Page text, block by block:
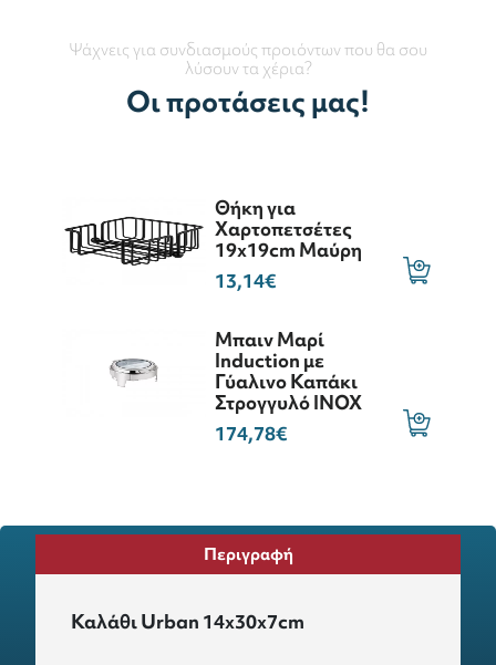
Ψάχνεις για συνδιασμούς προιόντων που θα σου
λύσουν τα χέρια?
Οι προτάσεις μας!
Θήκη για
Χαρτοπετσέτες
19x19cm Μαύρη
13,14€
Μπαιν Μαρί
Induction με
Γύαλινο Καπάκι
Στρογγυλό INOX
174,78€
Περιγραφή
Καλάθι Urban 14x30x7cm